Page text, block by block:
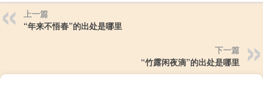
上一篇
“年来不悟春”的出处是哪里
下一篇
“竹露闲夜滴”的出处是哪里